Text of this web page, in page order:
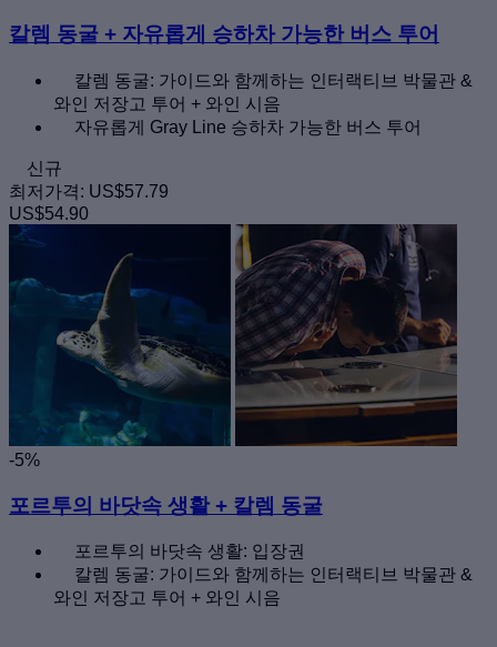
칼렘 동굴 + 자유롭게 승하차 가능한 버스 투어
칼렘 동굴: 가이드와 함께하는 인터랙티브 박물관 &
와인 저장고 투어 + 와인 시음
자유롭게 Gray Line 승하차 가능한 버스 투어
신규
최저가격: US$57.79
US$54.90
-5%
포르투의 바닷속 생활 + 칼렘 동굴
포르투의 바닷속 생활: 입장권
칼렘 동굴: 가이드와 함께하는 인터랙티브 박물관 &
와인 저장고 투어 + 와인 시음